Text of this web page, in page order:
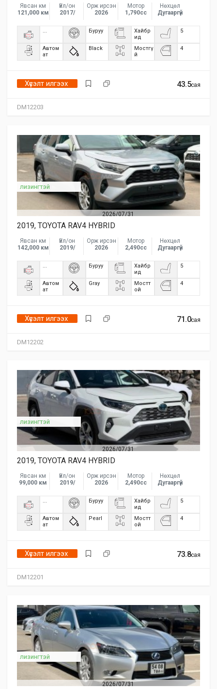
DM12203
Явсан км
121,000 км
Үйл/он
2017/
Орж ирсэн
2026
Мотор
1,790сс
Нөхцөл
Дугааргүй
... Буруу
Хайбр
ид
5
Автом
ат
Black
Мостгү
й
4
43.5сая
Хүсэлт илгээх
2026/07/31
DM12202
лизингтэй
2019, TOYOTA RAV4 HYBRID
Явсан км
142,000 км
Үйл/он
2019/
Орж ирсэн
2026
Мотор
2,490сс
Нөхцөл
Дугааргүй
... Буруу
Хайбр
ид
5
Автом
ат
Gray
Мостт
ой
4
71.0сая
Хүсэлт илгээх
2026/07/31
DM12201
лизингтэй
2019, TOYOTA RAV4 HYBRID
Явсан км
99,000 км
Үйл/он
2019/
Орж ирсэн
2026
Мотор
2,490сс
Нөхцөл
Дугааргүй
... Буруу
Хайбр
ид
5
Автом
ат
Pearl
Мостт
ой
4
73.8сая
Хүсэлт илгээх
2026/07/31
лизингтэй